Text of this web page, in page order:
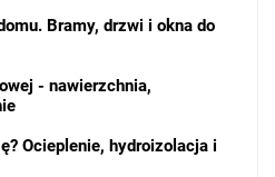
Bramy, drzwi i okna do
- nawierzchnia,
Ocieplenie, hydroizolacja i